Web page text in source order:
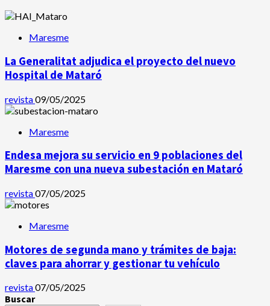
Maresme
La Generalitat adjudica el proyecto del nuevo
Hospital de Mataró
revista09/05/2025
Maresme
Endesa mejora su servicio en 9 poblaciones del
Maresme con una nueva subestación en Mataró
revista07/05/2025
Maresme
Motores de segunda mano y trámites de baja:
claves para ahorrar y gestionar tu vehículo
revista07/05/2025
Buscar